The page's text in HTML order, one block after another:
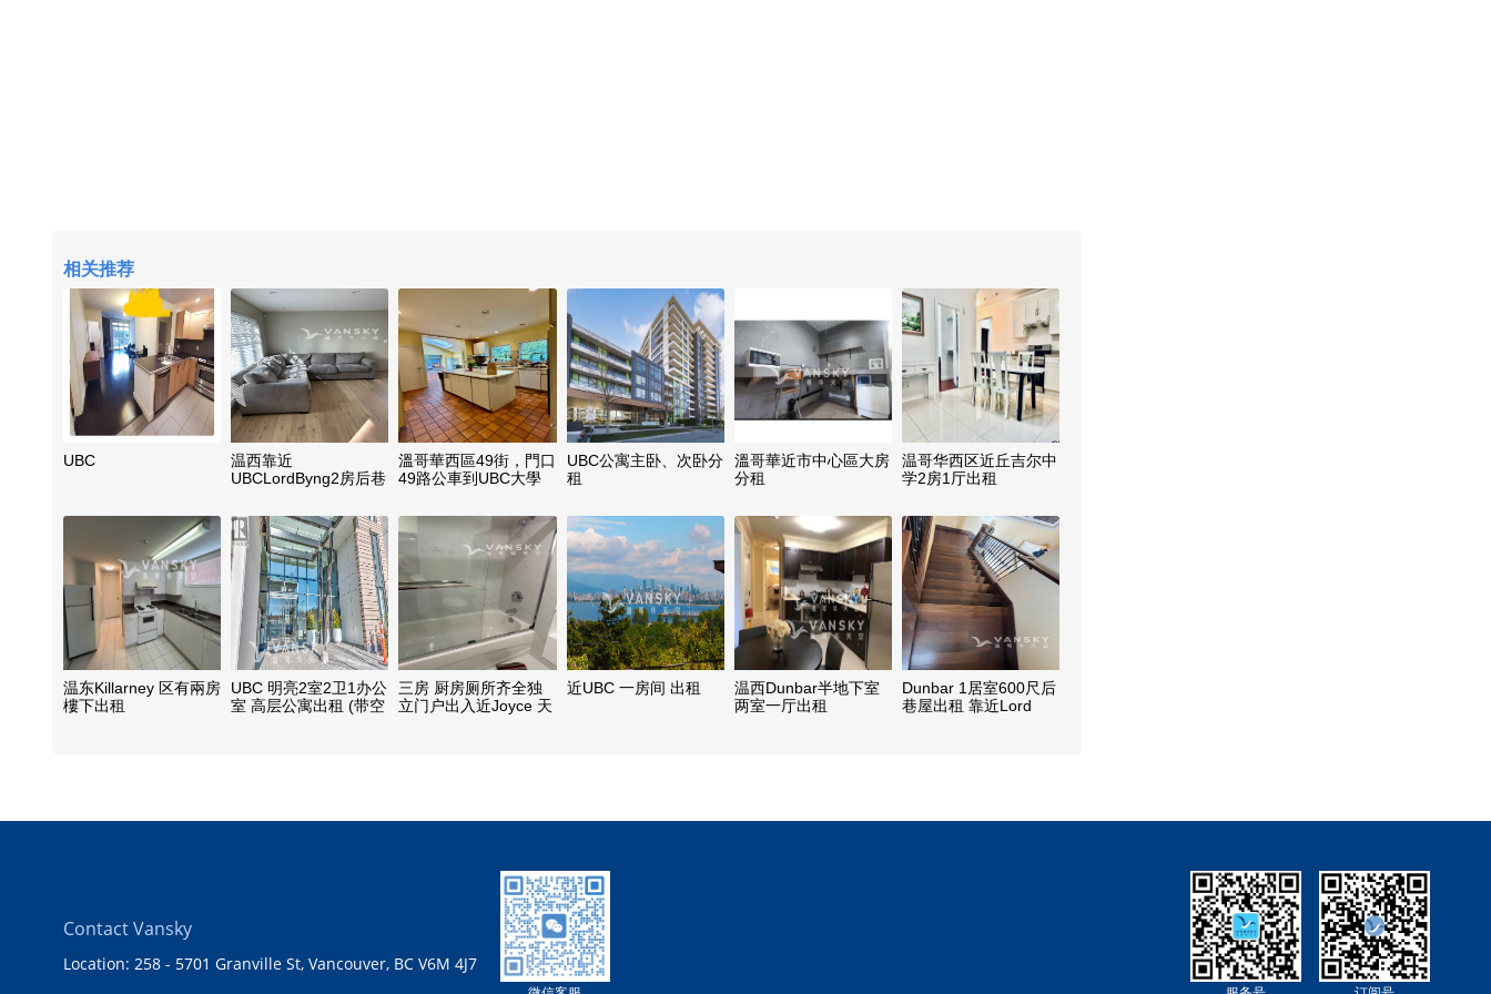
相关推荐
UBC
温西靠近
UBCLordByng2房后巷
溫哥華西區49街，門口
49路公車到UBC大學
UBC公寓主卧、次卧分
租
溫哥華近市中心區大房
分租
温哥华西区近丘吉尔中
学2房1厅出租
温东Killarney 区有兩房
樓下出租
UBC 明亮2室2卫1办公
室 高层公寓出租 (带空
三房 厨房厕所齐全独
立门户出入近Joyce 天
近UBC 一房间 出租
温西Dunbar半地下室
两室一厅出租
Dunbar 1居室600尺后
巷屋出租 靠近Lord
Contact Vansky
Location: 258 - 5701 Granville St, Vancouver, BC V6M 4J7